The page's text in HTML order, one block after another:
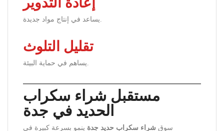
يساعد في إنتاج مواد جديدة.
تقليل التلوث
يساهم في حماية البيئة.
مستقبل شراء سكراب
الحديد في جدة
سوق شراء سكراب حديد جدة ينمو بسرعة كبيرة في